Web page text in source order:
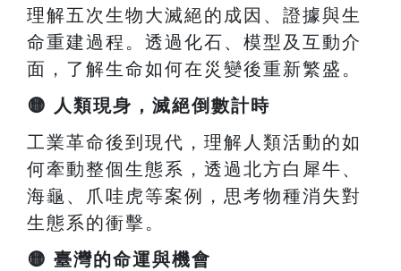
理解五次生物大滅絕的成因、證據與生
命重建過程。透過化石、模型及互動介
面，了解生命如何在災變後重新繁盛。
🟡 人類現身，滅絕倒數計時
工業革命後到現代，理解人類活動的如
何牽動整個生態系，透過北方白犀牛、
海龜、爪哇虎等案例，思考物種消失對
生態系的衝擊。
🟡 臺灣的命運與機會